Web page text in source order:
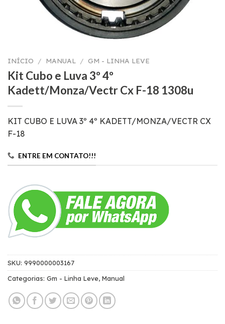
INÍCIO / MANUAL / GM - LINHA LEVE
Kit Cubo e Luva 3º 4º
Kadett/Monza/Vectr Cx F-18 1308u
KIT CUBO E LUVA 3º 4º KADETT/MONZA/VECTR CX
F-18
ENTRE EM CONTATO!!!
SKU: 9990000003167
Categorias: Gm - Linha Leve, Manual